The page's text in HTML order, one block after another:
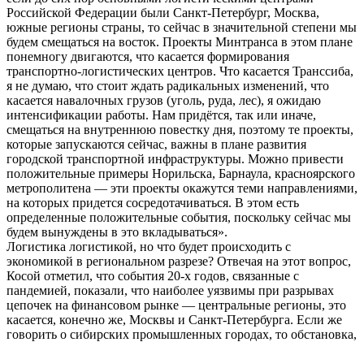
Российской Федерации были Санкт-Петербург, Москва,
южные регионы страны, то сейчас в значительной степени мы
будем смещаться на восток. Проекты Минтранса в этом плане
понемногу двигаются, что касается формирования
транспортно-логистических центров. Что касается Транссиба,
я не думаю, что стоит ждать радикальных изменений, что
касается навалочных грузов (уголь, руда, лес), я ожидаю
интенсификации работы. Нам придётся, так или иначе,
смещаться на внутреннюю повестку дня, поэтому те проекты,
которые запускаются сейчас, важны в плане развития
городской транспортной инфраструктуры. Можно привести
положительные примеры Норильска, Барнаула, красноярского
метрополитена — эти проекты окажутся теми направлениями,
на которых придется сосредотачиваться. В этом есть
определенные положительные события, поскольку сейчас мы
будем вынуждены в это вкладываться».
Логистика логистикой, но что будет происходить с
экономикой в региональном разрезе? Отвечая на этот вопрос,
Косой отметил, что события 20-х годов, связанные с
пандемией, показали, что наиболее уязвимы при разрывах
цепочек на финансовом рынке — центральные регионы, это
касается, конечно же, Москвы и Санкт-Петербурга. Если же
говорить о сибирских промышленных городах, то обстановка,